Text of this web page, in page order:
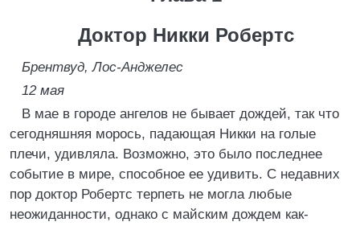
Доктор Никки Робертс
Брентвуд, Лос-Анджелес
12 мая
В мае в городе ангелов не бывает дождей, так что
сегодняшняя морось, падающая Никки на голые
плечи, удивляла. Возможно, это было последнее
событие в мире, способное ее удивить. С недавних
пор доктор Робертс терпеть не могла любые
неожиданности, однако с майским дождем как-